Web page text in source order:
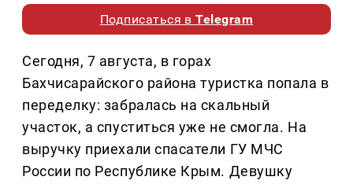
Подписаться вTelegram
Сегодня, 7 августа, в горах
Бахчисарайского района туристка попала в
переделку: забралась на скальный
участок, а спуститься уже не смогла. На
выручку приехали спасатели ГУ МЧС
России по Республике Крым. Девушку